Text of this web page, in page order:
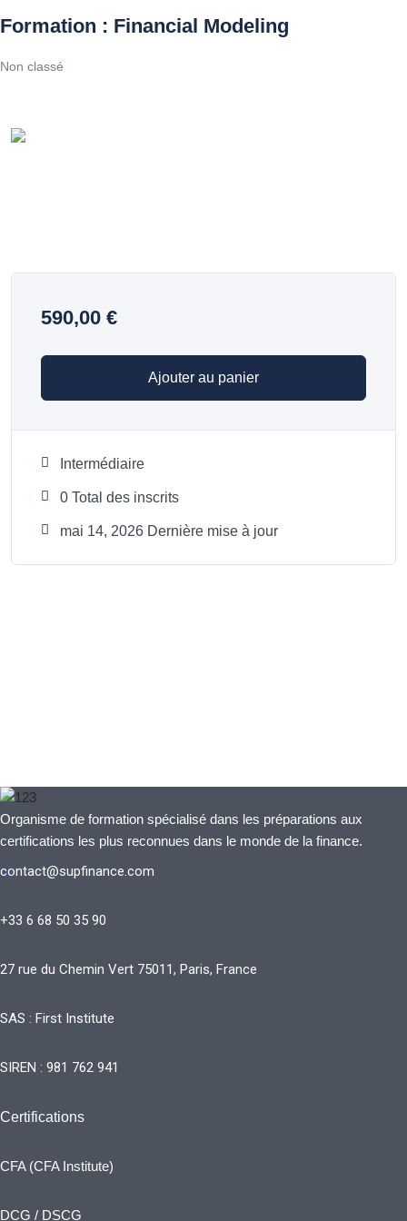
au
Formation : Financial Modeling
Non classé
590,00 €
Ajouter au panier
Intermédiaire
0 Total des inscrits
mai 14, 2026 Dernière mise à jour
Organisme de formation spécialisé dans les préparations aux
certifications les plus reconnues dans le monde de la finance.
contact@supfinance.com
+33 6 68 50 35 90
27 rue du Chemin Vert 75011, Paris, France
SAS : First Institute
SIREN : 981 762 941
Certifications
CFA (CFA Institute)
DCG / DSCG